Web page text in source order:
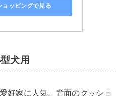
ョッピングで見る
犬用
好家に人気。背面のクッショ